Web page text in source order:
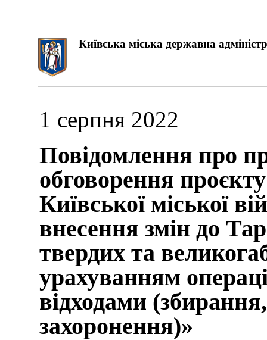
Київська міська державна
1 серпня 2022
Повідомлення про
обговорення
Київської міської
внесення змін до
твердих та
урахуванням
відходами
захоронення)»